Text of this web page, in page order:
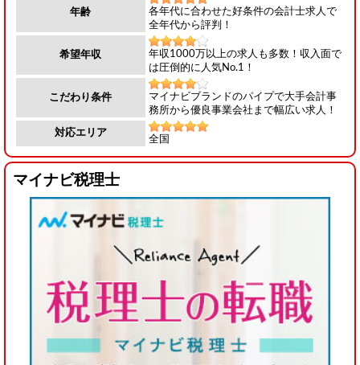
年齢
各年代に合わせた好条件の会計士求人で
全年代から評判！
希望年収
年収1000万以上の求人も多数！収入面で
は圧倒的に人気No.1！
こだわり条件
マイナビブランドのパイプで大手会計事
務所から優良事業会社まで幅広い求人！
対応エリア
全国
マイナビ税理士